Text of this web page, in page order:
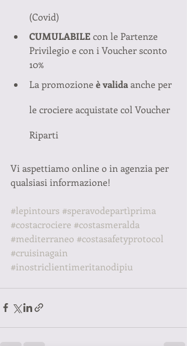
(Covid)
CUMULABILE con le Partenze
Privilegio e con i Voucher sconto
10%
La promozione è valida anche per
le crociere acquistate col Voucher
Riparti
Vi aspettiamo online o in agenzia per
qualsiasi informazione!
#lepintours #speravodepartìprima
#costacrociere #costasmeralda
#mediterraneo #costasafetyprotocol
#cruisinagain
#inostriclientimeritanodipiu